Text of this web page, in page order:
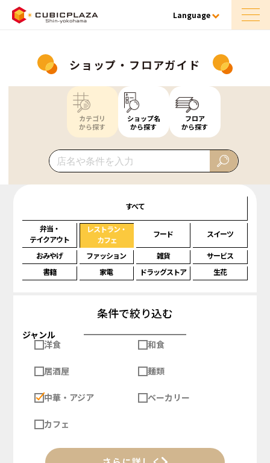
Language
ショップ・フロアガイド
カテゴリ
から探す
ショップ名
から探す
フロア
から探す
すべて
弁当・
テイクアウト
レストラン・
カフェ
フード スイーツ
おみやげ ファッション 雑貨
サービス
書籍
家電 ドラッグストア 生花
条件で絞り込む
ジャンル
洋食
和食
居酒屋 麺類
中華・アジア ベーカリー
カフェ